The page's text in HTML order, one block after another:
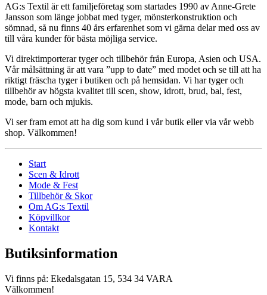
AG:s Textil är ett familjeföretag som startades 1990 av Anne-Grete
Jansson som länge jobbat med tyger, mönsterkonstruktion och
sömnad, så nu finns 40 års erfarenhet som vi gärna delar med oss av
till våra kunder för bästa möjliga service.
Vi direktimporterar tyger och tillbehör från Europa, Asien och USA.
Vår målsättning är att vara ”upp to date” med modet och se till att ha
riktigt fräscha tyger i butiken och på hemsidan. Vi har tyger och
tillbehör av högsta kvalitet till scen, show, idrott, brud, bal, fest,
mode, barn och mjukis.
Vi ser fram emot att ha dig som kund i vår butik eller via vår webb
shop. Välkommen!
Start
Scen & Idrott
Mode & Fest
Tillbehör & Skor
Om AG:s Textil
Köpvillkor
Kontakt
Butiksinformation
Vi finns på: Ekedalsgatan 15, 534 34 VARA
Välkommen!